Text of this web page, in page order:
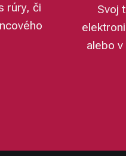
rúry, či
Svoj
alebo